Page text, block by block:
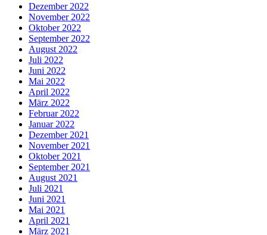
Dezember 2022
November 2022
Oktober 2022
September 2022
August 2022
Juli 2022
Juni 2022
Mai 2022
April 2022
März 2022
Februar 2022
Januar 2022
Dezember 2021
November 2021
Oktober 2021
September 2021
August 2021
Juli 2021
Juni 2021
Mai 2021
April 2021
März 2021